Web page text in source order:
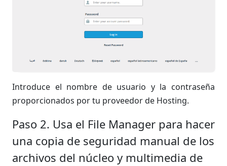
Introduce el nombre de usuario y la contraseña
proporcionados por tu proveedor de Hosting.
Paso 2. Usa el File Manager para hacer
una copia de seguridad manual de los
archivos del núcleo y multimedia de